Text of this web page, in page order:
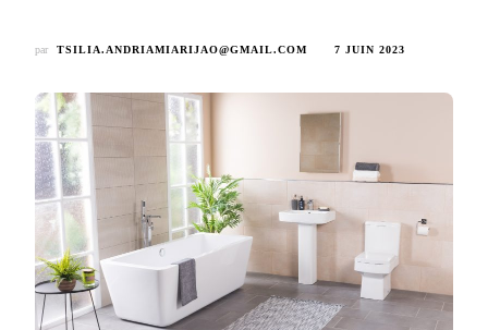
par TSILIA.ANDRIAMIARIJAO@GMAIL.COM 7 JUIN 2023